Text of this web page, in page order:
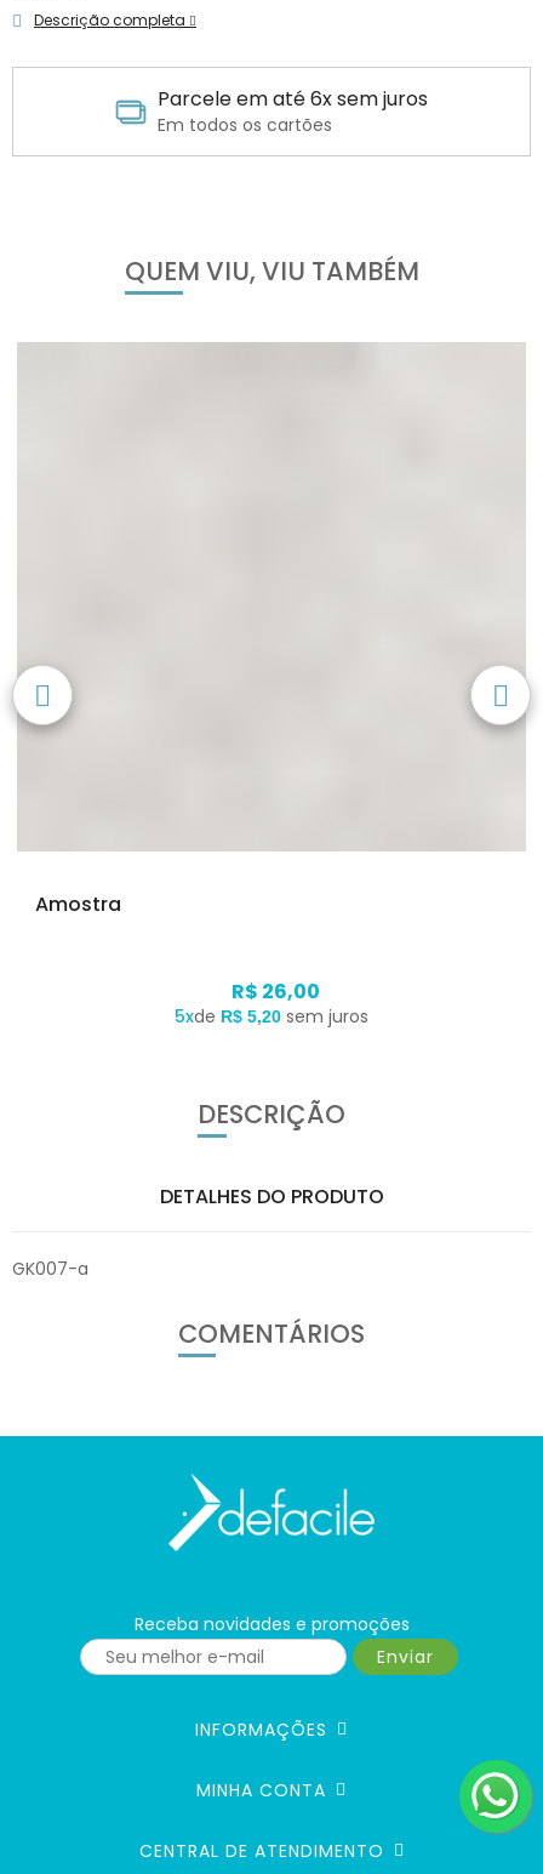
Descrição completa
Parcele em até 6x sem juros
Em todos os cartões
QUEM VIU, VIU TAMBÉM
Amostra
R$ 26,00
5xde R$ 5,20 sem juros
DESCRIÇÃO
DETALHES DO PRODUTO
GK007-a
COMENTÁRIOS
Receba novidades e promoções
Enviar
INFORMAÇÕES
MINHA CONTA
CENTRAL DE ATENDIMENTO